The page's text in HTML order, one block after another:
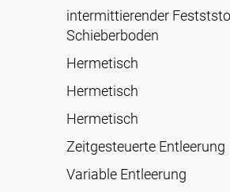
intermittierender
Schieberboden
Hermetisch
Hermetisch
Hermetisch
Zeitgesteuerte Entleerung
Variable Entleerung